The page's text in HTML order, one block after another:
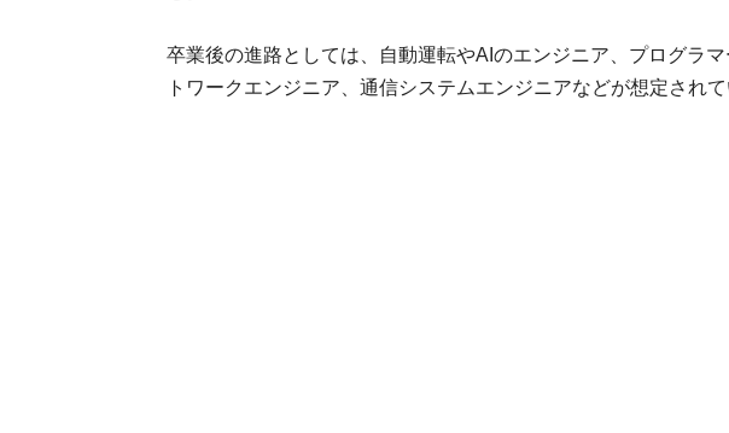
卒業後の進路としては、自動運転やAIのエンジニア、プログラ
トワークエンジニア、通信システムエンジニアなどが想定されて